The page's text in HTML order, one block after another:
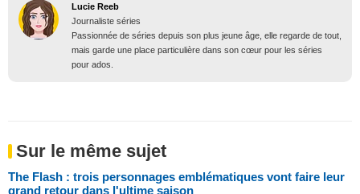
Lucie Reeb
Journaliste séries
Passionnée de séries depuis son plus jeune âge, elle regarde de tout,
mais garde une place particulière dans son cœur pour les séries
pour ados.
Sur le même sujet
The Flash : trois personnages emblématiques vont faire leur
grand retour dans l'ultime saison